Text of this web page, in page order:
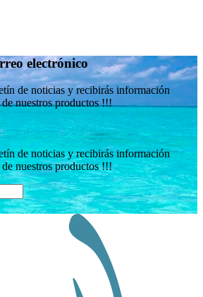
electrónico
de noticias y recibirás información
nuestros productos !!!
de noticias y recibirás información
nuestros productos !!!